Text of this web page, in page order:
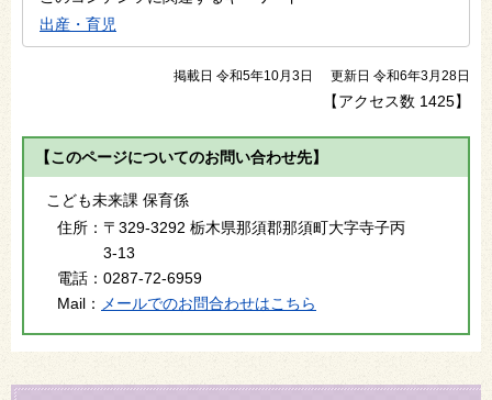
出産・育児
掲載日 令和5年10月3日 更新日 令和6年3月28日
【アクセス数 1425】
【このページについてのお問い合わせ先】
こども未来課 保育係
住所： 〒329-3292 栃木県那須郡那須町大字寺子丙
3-13
電話： 0287-72-6959
Mail： メールでのお問合わせはこちら